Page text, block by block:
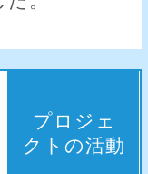
プロジェ
クトの活動